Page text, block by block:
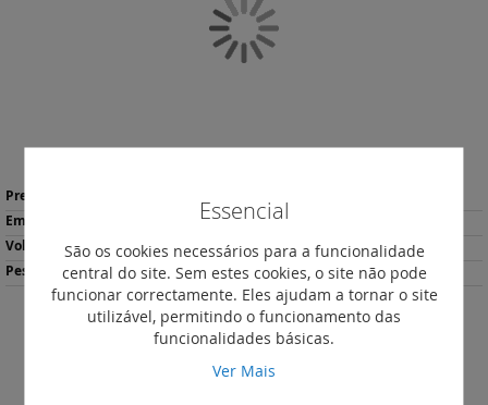
Mais
informação
0.39
62
Descarregar
Imprimir
da
Galeria
de
imagens
Essencial
São os cookies necessários para a funcionalidade
central do site. Sem estes cookies, o site não pode
funcionar correctamente. Eles ajudam a tornar o site
utilizável, permitindo o funcionamento das
funcionalidades básicas.
Ver Mais